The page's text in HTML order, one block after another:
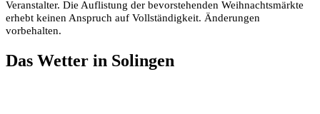
Veranstalter. Die Auflistung der bevorstehenden Weihnachtsmärkte
erhebt keinen Anspruch auf Vollständigkeit. Änderungen
vorbehalten.
Das Wetter in Solingen